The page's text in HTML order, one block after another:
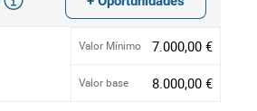
Valor Mínimo 7.000,00 €
Valor base 8.000,00 €